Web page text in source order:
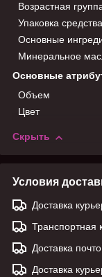
Возрастная
Упаковка средства
Основные
Минеральное
Основные
Объем
Цвет
Скрыть
Условия
Доставка
Транспортная
Доставка
Доставка